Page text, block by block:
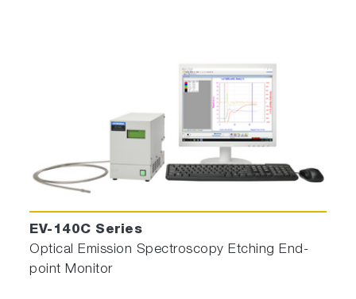
EV-140C Series
Optical Emission Spectroscopy Etching End-
point Monitor